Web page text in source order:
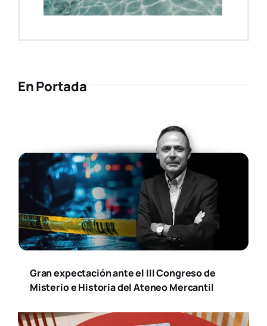
En Portada
Gran expectación ante el III Congreso de
Misterio e Historia del Ateneo Mercantil